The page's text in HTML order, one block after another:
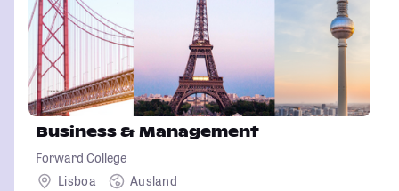
Business & Management
Forward College
Lisboa
Ausland